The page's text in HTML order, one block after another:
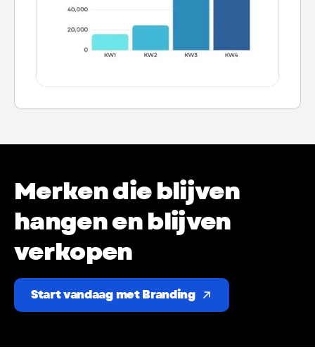
Merkendieblijven
hangenenblijven
verkopen
Start vandaag met Branding